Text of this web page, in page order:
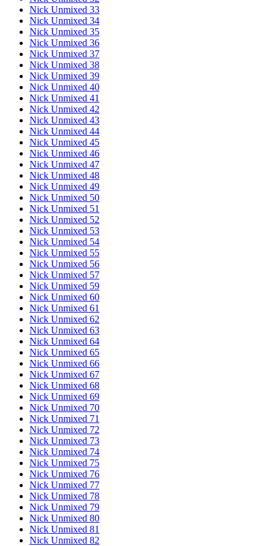
Nick Unmixed 33
Nick Unmixed 34
Nick Unmixed 35
Nick Unmixed 36
Nick Unmixed 37
Nick Unmixed 38
Nick Unmixed 39
Nick Unmixed 40
Nick Unmixed 41
Nick Unmixed 42
Nick Unmixed 43
Nick Unmixed 44
Nick Unmixed 45
Nick Unmixed 46
Nick Unmixed 47
Nick Unmixed 48
Nick Unmixed 49
Nick Unmixed 50
Nick Unmixed 51
Nick Unmixed 52
Nick Unmixed 53
Nick Unmixed 54
Nick Unmixed 55
Nick Unmixed 56
Nick Unmixed 57
Nick Unmixed 59
Nick Unmixed 60
Nick Unmixed 61
Nick Unmixed 62
Nick Unmixed 63
Nick Unmixed 64
Nick Unmixed 65
Nick Unmixed 66
Nick Unmixed 67
Nick Unmixed 68
Nick Unmixed 69
Nick Unmixed 70
Nick Unmixed 71
Nick Unmixed 72
Nick Unmixed 73
Nick Unmixed 74
Nick Unmixed 75
Nick Unmixed 76
Nick Unmixed 77
Nick Unmixed 78
Nick Unmixed 79
Nick Unmixed 80
Nick Unmixed 81
Nick Unmixed 82